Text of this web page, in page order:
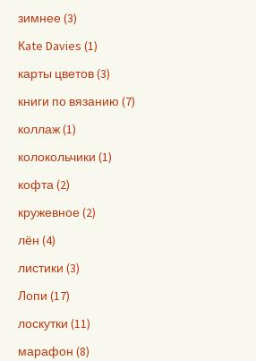
зимнее (3)
Кate Davies (1)
карты цветов (3)
книги по вязанию (7)
коллаж (1)
колокольчики (1)
кофта (2)
кружевное (2)
лён (4)
листики (3)
Лопи (17)
лоскутки (11)
марафон (8)